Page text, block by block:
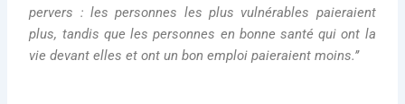
pervers : les personnes les plus vulnérables paieraient
plus, tandis que les personnes en bonne santé qui ont la
vie devant elles et ont un bon emploi paieraient moins.’’